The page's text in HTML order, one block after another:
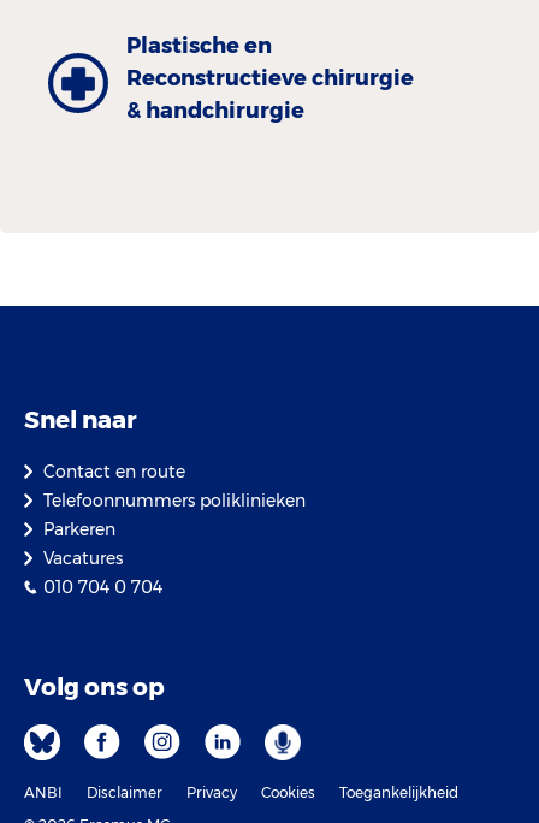
Plastische en
Reconstructieve chirurgie
& handchirurgie
Snel naar
Contact en route
Telefoonnummers poliklinieken
Parkeren
Vacatures
010 704 0 704
Volg ons op
ANBI Disclaimer Privacy Cookies
Toegankelijkheid